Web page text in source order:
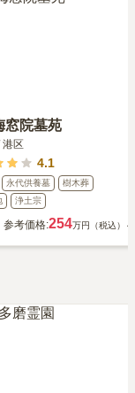
窓院墓苑
港区
4.1
永代供養墓
樹木葬
浄土宗
参考価格:254万円（税込）～